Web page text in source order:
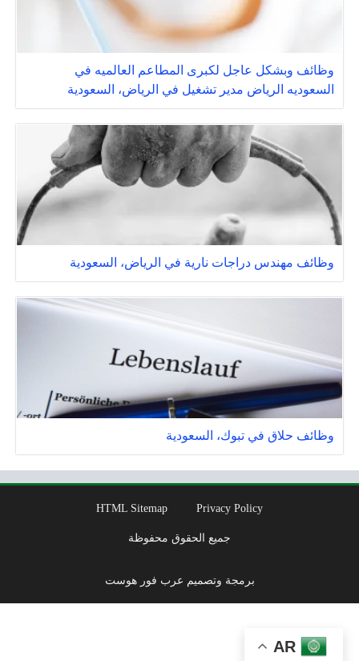
وظائف وبشكل عاجل لكبرى المطاعم العالميه في
السعوديه الرياض مدير تشغيل في الرياض، السعودية
وظائف مهندس دراجات نارية في الرياض، السعودية
وظائف حلاق في تبوك، السعودية
Privacy Policy
HTML Sitemap
جميع الحقوق محفوظة
برمجة وتصميم عرب فور هوست
AR